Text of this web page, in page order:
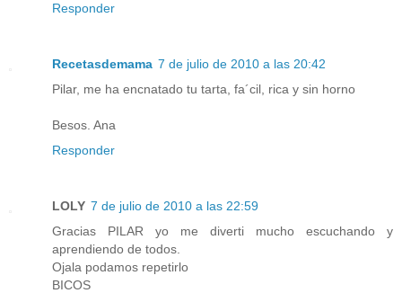
Responder
Recetasdemama 7 de julio de 2010 a las 20:42
Pilar, me ha encnatado tu tarta, fa´cil, rica y sin horno
Besos. Ana
Responder
LOLY 7 de julio de 2010 a las 22:59
Gracias PILAR yo me diverti mucho escuchando y
aprendiendo de todos.
Ojala podamos repetirlo
BICOS